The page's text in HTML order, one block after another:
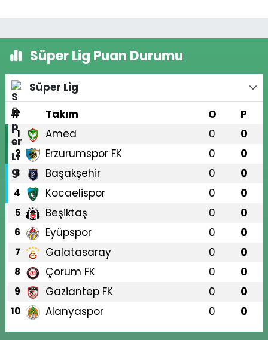
Süper Lig Puan Durumu
Süper Lig
#
Takım O P
1 Amed 0 0
2 Erzurumspor FK 0 0
3 Başakşehir 0 0
4 Kocaelispor 0 0
5 Beşiktaş 0 0
6 Eyüpspor 0 0
7 Galatasaray 0 0
8 Çorum FK 0 0
9 Gaziantep FK 0 0
10 Alanyaspor 0 0